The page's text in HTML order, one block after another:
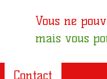
Vous ne
mais vous
Contact